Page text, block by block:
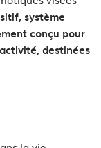
système
conçu pour
destinées